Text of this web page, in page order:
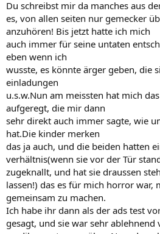
Du schreibst mir da manches aus
es, von allen seiten nur gemecker
anzuhören! Bis jetzt hatte ich mich
auch immer für seine untaten
eben wenn ich
wusste, es könnte ärger geben, die
einladungen
u.s.w.Nun am meissten hat mich
aufgeregt, die mir dann
sehr direkt auch immer sagte, wie
hat.Die kinder merken
das ja auch, und die beiden hatten
verhältnis(wenn sie vor der Tür
zugeknallt, und hat sie draussen
lassen!) das es für mich horror war,
gemeinsam zu machen.
Ich habe ihr dann als der ads test
gesagt, und sie war sehr ablehnend